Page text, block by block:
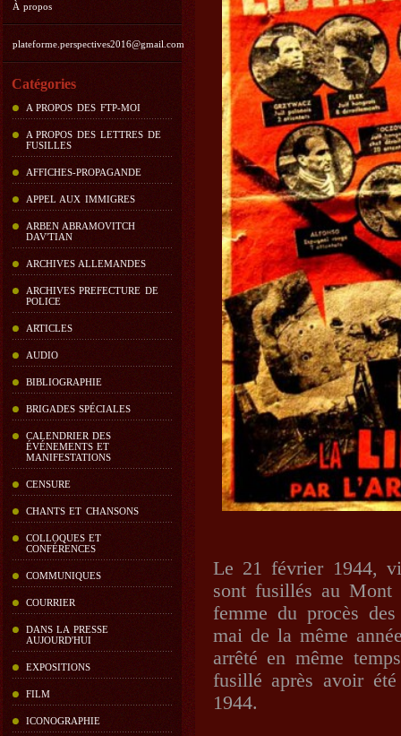
À propos
plateforme.perspectives2016@gmail.com
Catégories
A PROPOS DES FTP-MOI
A PROPOS DES LETTRES DE
FUSILLES
AFFICHES-PROPAGANDE
APPEL AUX IMMIGRES
ARBEN ABRAMOVITCH
DAV'TIAN
ARCHIVES ALLEMANDES
ARCHIVES PREFECTURE DE
POLICE
ARTICLES
AUDIO
BIBLIOGRAPHIE
BRIGADES SPÉCIALES
CALENDRIER DES
ÉVÉNEMENTS ET
MANIFESTATIONS
CENSURE
CHANTS ET CHANSONS
COLLOQUES ET
CONFÉRENCES
COMMUNIQUES
COURRIER
DANS LA PRESSE
AUJOURD'HUI
EXPOSITIONS
FILM
ICONOGRAPHIE
Le 21 février 1944,
sont fusillés au Mont
femme du procès
mai de la même
arrêté en même
fusillé après avoir
1944.